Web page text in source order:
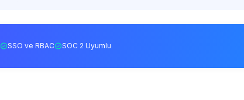
SSO ve RBAC SOC 2 Uyumlu